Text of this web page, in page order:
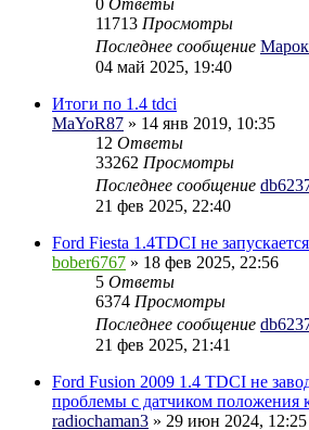
11713 Просмотры
Последнее сообщение
04 май 2025, 19:40
Итоги по 1.4 tdci
MaYoR87 » 14 янв 2019, 10:35
12 Ответы
33262 Просмотры
Последнее сообщение
21 фев 2025, 22:40
Ford Fiesta 1.4TDCI не
bober6767 » 18 фев 2025, 22:56
5 Ответы
6374 Просмотры
Последнее сообщение
21 фев 2025, 21:41
Ford Fusion 2009 1.4 TDCI не
проблемы с датчиком положения
radiochaman3 » 29 июн 2024, 12:25